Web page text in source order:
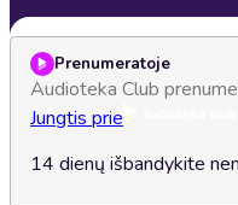
Prenumeratoje
Audioteka Club
Jungtis prie
14 dienų išbandykite